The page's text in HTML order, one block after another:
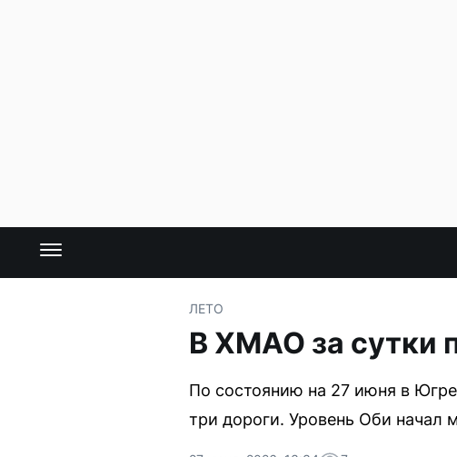
ЛЕТО
В ХМАО за сутки
По состоянию на 27 июня в
три дороги. Уровень Оби начал